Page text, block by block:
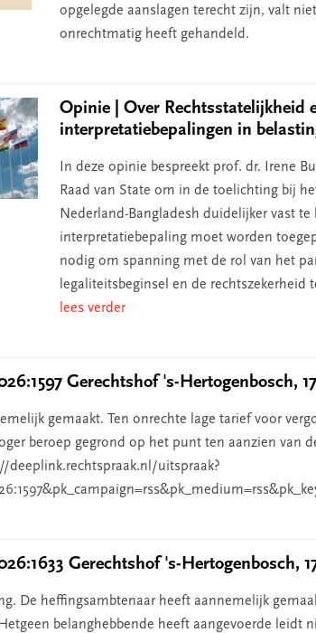
opgelegde aanslagen terecht zijn, valt
onrechtmatig heeft gehandeld.
Opinie | Over Rechtsstatelijkheid
interpretatiebepalingen in
In deze opinie bespreekt prof. dr. Irene
Raad van State om in de toelichting bij
Nederland-Bangladesh duidelijker vast te
interpretatiebepaling moet worden
nodig om spanning met de rol van het
legaliteitsbeginsel en de rechtszekerheid
lees verder
Gerechtshof 's-Hertogenbosch,
gemaakt. Ten onrechte lage tarief voor
beroep gegrond op het punt ten aanzien van
deeplink.rechtspraak.nl/uitspraak?
Gerechtshof 's-Hertogenbosch,
De heffingsambtenaar heeft aannemelijk
belanghebbende heeft aangevoerde leidt